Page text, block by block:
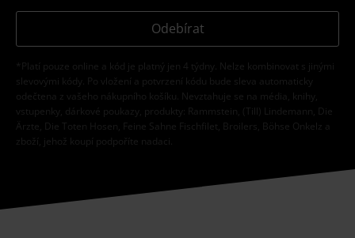
Odebírat
*Platí pouze online a kód je platný jen 4 týdny. Nelze kombinovat s jinými
slevovými kódy. Po vložení a potvrzení kódu bude sleva automaticky
odečtena z vašeho nákupního košíku. Nevztahuje se na média, knihy,
vstupenky, dárkové poukazy, produkty: Rammstein, (Till) Lindemann, Die
Ärzte, Die Toten Hosen, Feine Sahne Fischfilet, Broilers, Böhse Onkelz a
zboží, jehož koupí podpoříte nadaci.